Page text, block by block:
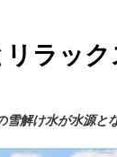
ラッ
解け水が水源と